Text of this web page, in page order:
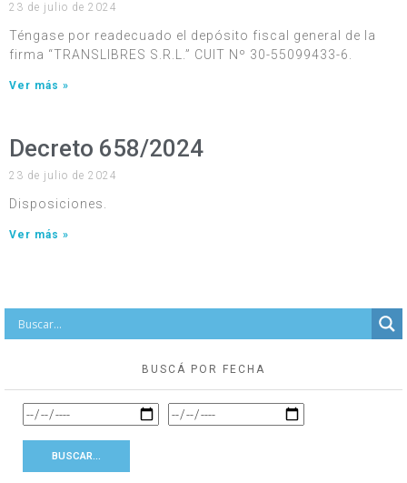
23 de julio de 2024
Téngase por readecuado el depósito fiscal general de la
firma “TRANSLIBRES S.R.L.” CUIT Nº 30-55099433-6.
Ver más »
Decreto 658/2024
23 de julio de 2024
Disposiciones.
Ver más »
BUSCÁ POR FECHA